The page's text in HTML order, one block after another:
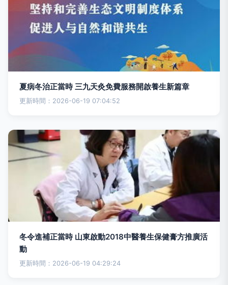
夏病冬治正當時 三九天灸免費服務開啟養生新篇章
更新時間：2026-06-19 07:04:52
冬令進補正當時 山東啟動2018中醫養生保健膏方推廣活
動
更新時間：2026-06-19 04:29:24